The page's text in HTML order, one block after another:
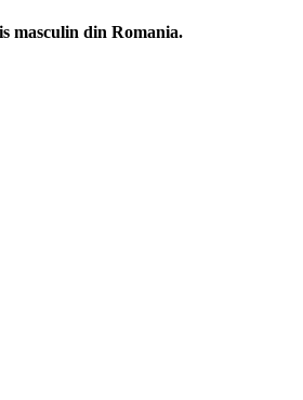
masculin din Romania.